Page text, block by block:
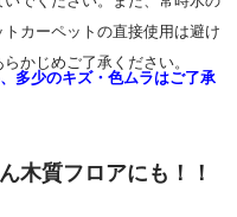
カーペットの直接使用は避け
かじめご了承ください。
多少のキズ・色ムラはご了承
木質フロアにも！！